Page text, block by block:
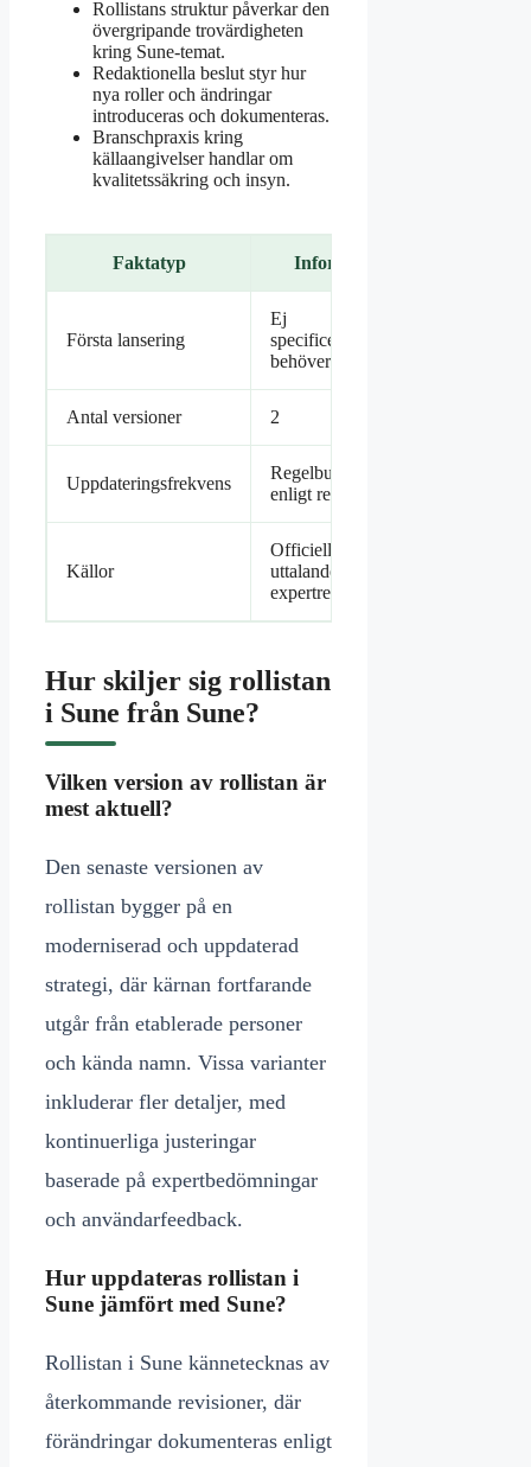
Rollistans struktur påverkar den
övergripande trovärdigheten
kring Sune-temat.
Redaktionella beslut styr hur
nya roller och ändringar
introduceras och dokumenteras.
Branschpraxis kring
källaangivelser handlar om
kvalitetssäkring och insyn.
Faktatyp Information
Första lansering
Ej
specificerat/History
behöver fyllas
Antal versioner 2
Uppdateringsfrekvens
Regelbunden –
enligt redaktion
Källor
Officiella
uttalanden &
expertrecensioner
Hur skiljer sig rollistan
i Sune från Sune?
Vilken version av rollistan är
mest aktuell?
Den senaste versionen av
rollistan bygger på en
moderniserad och uppdaterad
strategi, där kärnan fortfarande
utgår från etablerade personer
och kända namn. Vissa varianter
inkluderar fler detaljer, med
kontinuerliga justeringar
baserade på expertbedömningar
och användarfeedback.
Hur uppdateras rollistan i
Sune jämfört med Sune?
Rollistan i Sune kännetecknas av
återkommande revisioner, där
förändringar dokumenteras enligt